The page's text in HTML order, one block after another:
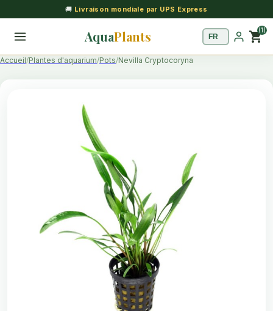
🚚 Livraison mondiale par UPS Express
AquaPlants shopping_cart(1)
Accueil Plantes d'aquarium Pots Nevilla Cryptocoryna